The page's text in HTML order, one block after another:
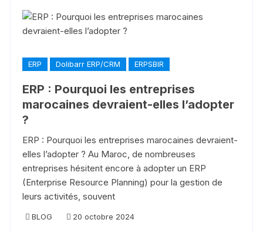
ERP Dolibarr ERP/CRM ERPSBIR
ERP : Pourquoi les entreprises
marocaines devraient-elles l’adopter
?
ERP : Pourquoi les entreprises marocaines devraient-
elles l’adopter ? Au Maroc, de nombreuses
entreprises hésitent encore à adopter un ERP
(Enterprise Resource Planning) pour la gestion de
leurs activités, souvent
BLOG 20 octobre 2024